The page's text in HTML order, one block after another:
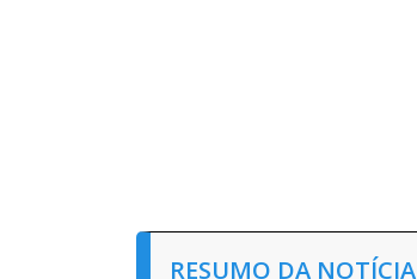
RESUMO DA NOTÍCIA